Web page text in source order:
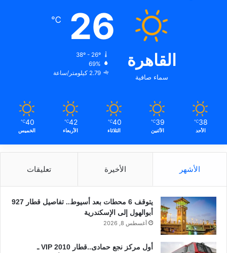
القاهرة
سماء صافية
26
℃
38º - 26º
69%
2.79 كيلومتر/ساعة
38
℃
الأحد
39
℃
الأثنين
40
℃
الثلاثاء
42
℃
الأربعاء
40
℃
الخميس
الأشهر الأخيرة تعليقات
يتوقف 6 محطات بعد أسيوط.. تفاصيل قطار 927
أبوالهول إلى الإسكندرية
أغسطس 8, 2026
أول مركز نجع حمادى..قطار 2010 VIP ـ